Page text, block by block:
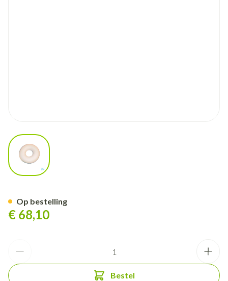
View larger image
€ 68,10
Bestel
Op bestelling